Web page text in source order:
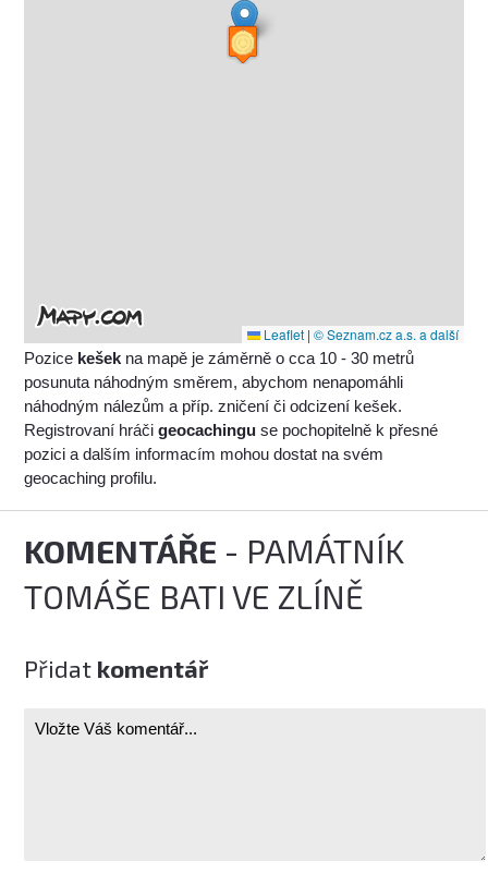
Leaflet | © Seznam.cz a.s. a další
Pozice kešek na mapě je záměrně o cca 10 - 30 metrů
posunuta náhodným směrem, abychom nenapomáhli
náhodným nálezům a příp. zničení či odcizení kešek.
Registrovaní hráčigeocachingu se pochopitelně k přesné
pozici a dalším informacím mohou dostat na svém
geocaching profilu.
KOMENTÁŘE - PAMÁTNÍK
TOMÁŠE BATI VE ZLÍNĚ
Přidat komentář